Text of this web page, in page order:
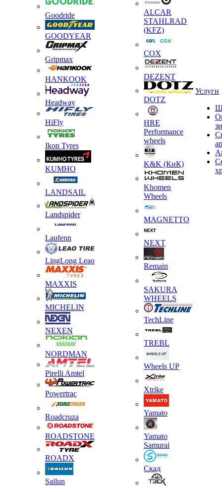
Goodride
GOODYEAR
Gripmax
HANKOOK
Headway
HiFly
Ikon Tyres
KUMHO
LANDSAIL
Landspider
Laufenn
LingLong Leao
MAXXIS
MICHELIN
NEXEN
NORDMAN
Pirelli Amtel
Powertrac
Roadcruza
ROADSTONE
ROADX
Sailun
ALCAR
STAHLRAD
(KFZ)
COX
DEZENT
DOTZ
HRE
Performance
wheels
K&K (КиК)
Khomen
Wheels
MAGNETTO
NEXT
Remain
SAKURA
WHEELS
TechLine
TREBL
Wheels UP
Xtrike
Yamato
Yamato
Samurai
Скад
Услуги